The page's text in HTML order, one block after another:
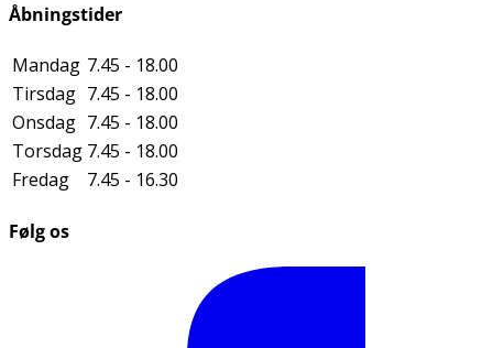
Åbningstider
Mandag 7.45 - 18.00
Tirsdag 7.45 - 18.00
Onsdag 7.45 - 18.00
Torsdag 7.45 - 18.00
Fredag
7.45 - 16.30
Følg os